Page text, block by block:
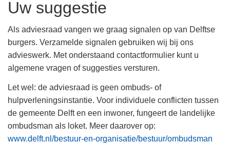
Uw suggestie
Als adviesraad vangen we graag signalen op van Delftse
burgers. Verzamelde signalen gebruiken wij bij ons
advieswerk. Met onderstaand contactformulier kunt u
algemene vragen of suggesties versturen.
Let wel: de adviesraad is geen ombuds- of
hulpverleningsinstantie. Voor individuele conflicten tussen
de gemeente Delft en een inwoner, fungeert de landelijke
ombudsman als loket. Meer daarover op:
www.delft.nl/bestuur-en-organisatie/bestuur/ombudsman